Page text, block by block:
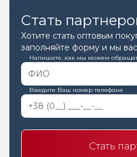
Стать
Хотите стать оптовым
заполняйте форму и мы
Напишите, как мы можем
Введите Ваш номер телефона
Стать